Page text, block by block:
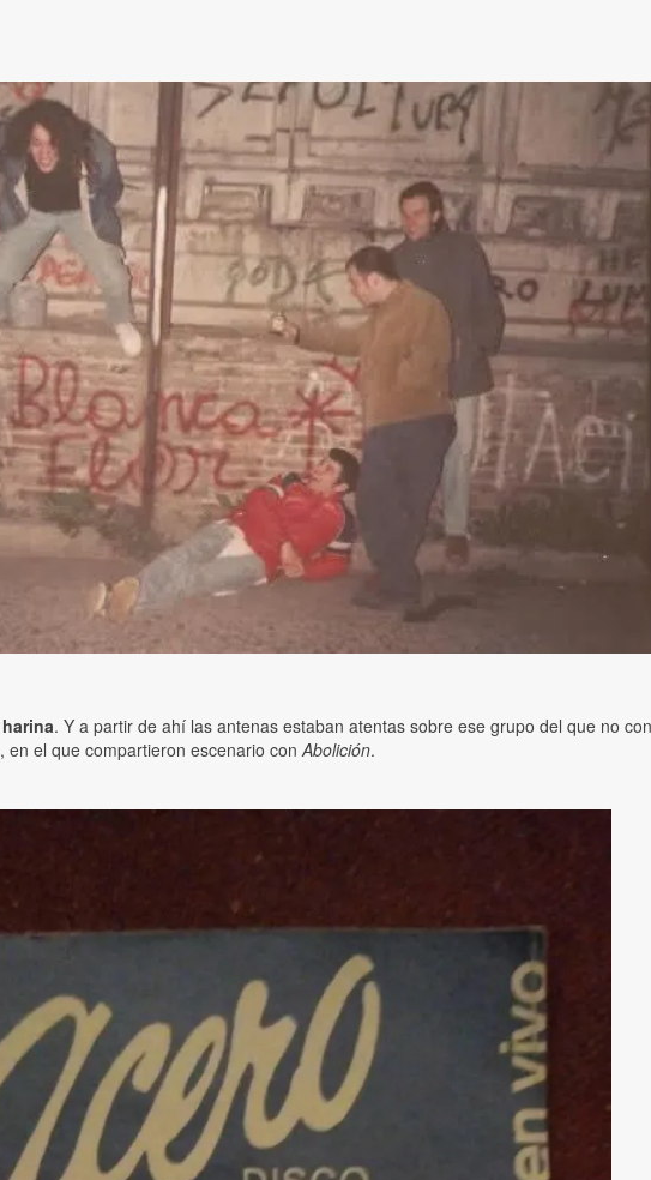
harina. Y a partir de ahí las antenas estaban atentas sobre ese grupo del que no
, en el que compartieron escenario conAbolición.